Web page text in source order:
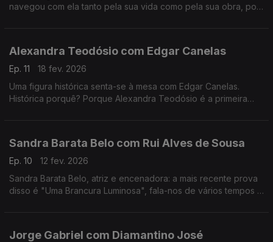
navegou com ela tanto pela sua vida como pela sua obra, pois
Alexandra Teodósio com Edgar Canelas
Ep. 11
18 fev. 2026
Uma figura histórica senta-se à mesa com Edgar Canelas.
Histórica porquê? Porque Alexandra Teodósio é a primeira
Sandra Barata Belo com Rui Alves de Sousa
Ep. 10
12 fev. 2026
Sandra Barata Belo, atriz e encenadora: a mais recente prova
disso é "Uma Brancura Luminosa", fala-nos de vários tempos e
Jorge Gabriel com Diamantino José